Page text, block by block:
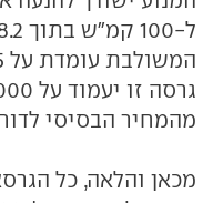
מהמחיר הבסיסי
מכאן והלאה, כל